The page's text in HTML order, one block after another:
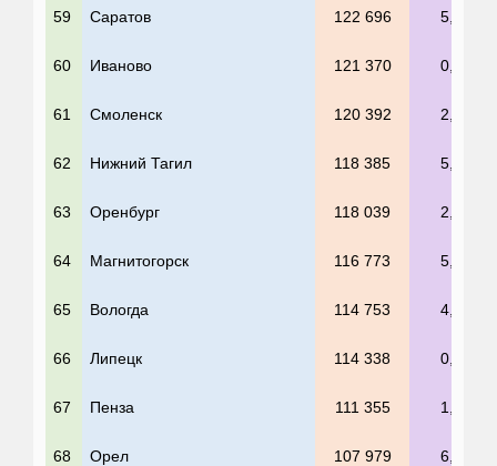
59 Саратов 122 696 5,6%
60 Иваново 121 370 0,7%
61 Смоленск 120 392 2,2%
62 Нижний Тагил 118 385 5,4%
63 Оренбург 118 039 2,6%
64 Магнитогорск 116 773 5,3%
65 Вологда 114 753 4,5%
66 Липецк 114 338 0,6%
67 Пенза 111 355 1,4%
68 Орел 107 979 6,0%